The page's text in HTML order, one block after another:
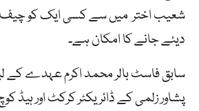
شعیب اختر میں سے کسی ایک کو چیف
دیئے جانے کا امکان ہے۔
سابق فاسٹ بالر محمد اکرم عہدے کے
پشاور زلمی کے ڈائریکٹر کرکٹ اور ہیڈ